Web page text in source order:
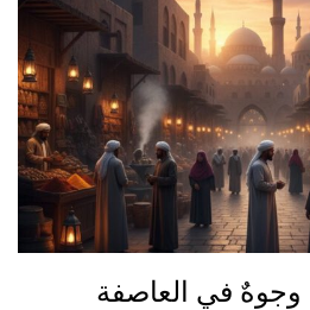
في العاصفة